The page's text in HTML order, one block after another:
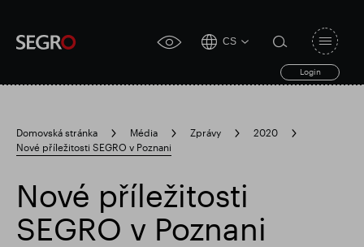
accessibility
CS
Login
search
form
Submit
search
Search
Populární vyhledávání
toggle
Domovská stránka Média Zprávy
2020
Nové příležitosti SEGRO v Poznani
Nové příležitosti
SEGRO v Poznani